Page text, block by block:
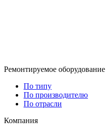
Ремонтируемое оборудование
По типу
По производителю
По отрасли
Компания